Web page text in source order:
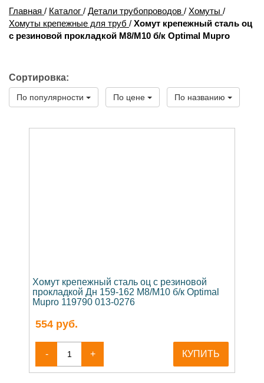
Главная / Каталог / Детали трубопроводов / Хомуты /
Хомуты крепежные для труб / Хомут крепежный сталь оц
с резиновой прокладкой М8/М10 б/к Optimal Mupro
Сортировка:
По популярности По цене По названию
Хомут крепежный сталь оц с резиновой
прокладкой Дн 159-162 М8/М10 б/к Optimal
Mupro 119790 013-0276
554 руб.
- + КУПИТЬ